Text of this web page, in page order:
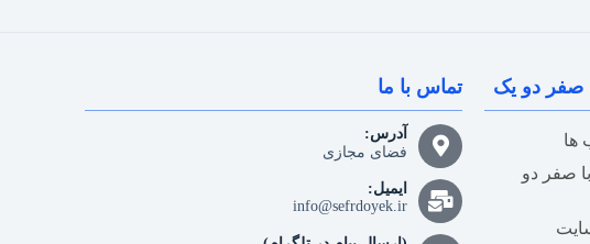
صفر دو یک
ها
با صفر دو
تماس با ما
آدرس:
فضای مجازی
ایمیل:
info@sefrdoyek.ir